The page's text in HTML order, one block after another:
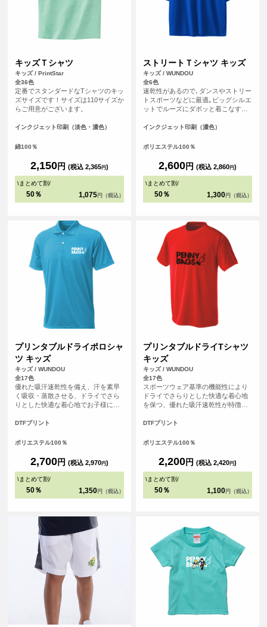
キッズＴシャツ
キッズ / PrintStar
全36色
定番でスタンダードなTシャツのキッ
ズサイズです！サイズは110サイズか
らご用意がございます。
インクジェット印刷（淡色・濃色）
綿100％
2,150円 (税込 2,365円)
\まとめて割/
50％ 1,075 円（税込）
ストリートＴシャツ キッズ
キッズ / WUNDOU
全6色
速乾性があるので､ダンスやストリー
トスポーツなどに最適｡ビッグシルエ
ットでルーズにダボッと着こなすと
くことがなく､すぐに乾くので重たく
快適に体を動かすことのできる必須
シャツです｡
インクジェット印刷（濃色）
ポリエステル100％
2,600円 (税込 2,860円)
\まとめて割/
50％ 1,300 円（税込）
プリンタブルドライポロシャ
ツ キッズ
キッズ / WUNDOU
全17色
優れた吸汗速乾性を備え、汗を素早
く吸収・蒸散させる、ドライでさら
りとした快適な着心地でお子様にも
ポロシャツ。アクティブな外出シー
印象を保ちます。さらに、シルクの
なルックスながら、オンオフ問わず
快適に着用いただけます。
DTFプリント
ポリエステル100％
2,700円 (税込 2,970円)
\まとめて割/
50％ 1,350 円（税込）
プリンタブルドライTシャツ
キッズ
キッズ / WUNDOU
全17色
スポーツウェア基準の機能性により
ドライでさらりとした快適な着心地
を保つ、優れた吸汗速乾性が特徴の
ような滑らかな生地感で肌触りも魅
ほどの心地よさは、アクティブシー
段使いにもぴったりです。
DTFプリント
ポリエステル100％
2,200円 (税込 2,420円)
\まとめて割/
50％ 1,100 円（税込）